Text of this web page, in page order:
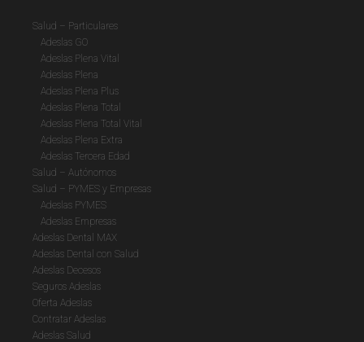
Salud – Particulares
Adeslas GO
Adeslas Plena Vital
Adeslas Plena
Adeslas Plena Plus
Adeslas Plena Total
Adeslas Plena Total Vital
Adeslas Plena Extra
Adeslas Tercera Edad
Salud – Autónomos
Salud – PYMES y Empresas
Adeslas PYMES
Adeslas Empresas
Adeslas Dental MAX
Adeslas Dental con Salud
Adeslas Decesos
Seguros Adeslas
Oferta Adeslas
Contratar Adeslas
Adeslas Salud